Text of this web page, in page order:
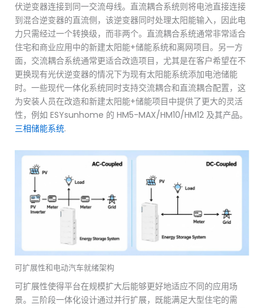
伏逆变器连接到同一交流母线。直流耦合系统则将电池直接连接
到混合逆变器的直流侧，该逆变器同时处理太阳能输入，因此电
力只需经过一个转换级，而非两个。直流耦合系统通常非常适合
住宅和商业应用中的新建太阳能+储能系统和离网项目。另一方
面，交流耦合系统通常更适合改造项目，尤其是在客户希望在不
更换现有光伏逆变器的情况下为现有太阳能系统添加电池储能
时。一些现代一体化系统同时支持交流耦合和直流耦合配置，这
为安装人员在改造和新建太阳能+储能项目中提供了更大的灵活
性，例如 ESYsunhome 的 HM5-MAX/HM10/HM12 及其产品。
三相储能系统.
可扩展性和电动汽车就绪架构
可扩展性使得平台在规模扩大后能够更好地适应不同的应用场
景。三阶段一体化设计通过并行扩展，既能满足大型住宅的需